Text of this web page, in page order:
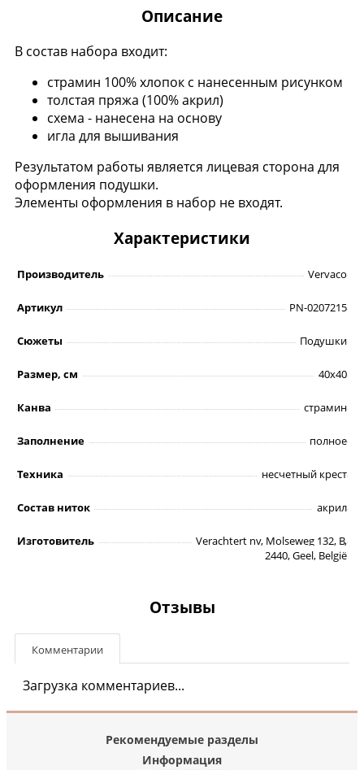
Описание
В состав набора входит:
страмин 100% хлопок с нанесенным рисунком
толстая пряжа (100% акрил)
схема - нанесена на основу
игла для вышивания
Результатом работы является лицевая сторона для
оформления подушки.
Элементы оформления в набор не входят.
Характеристики
Производитель Vervaco
Артикул PN-0207215
Сюжеты Подушки
Размер, см 40х40
Канва страмин
Заполнение полное
Техника несчетный крест
Состав ниток акрил
Изготовитель
Verachtert nv, Molseweg 132, B,
2440, Geel, België
Отзывы
Комментарии
Загрузка комментариев...
Рекомендуемые разделы
Информация